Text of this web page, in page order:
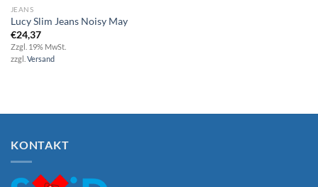
JEANS
Lucy Slim Jeans Noisy May
€24,37
Zzgl. 19% MwSt.
zzgl. Versand
KONTAKT